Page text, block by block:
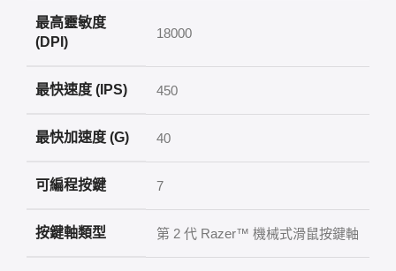
最高靈敏度
(DPI)
18000
最快速度 (IPS) 450
最快加速度 (G) 40
可編程按鍵 7
按鍵軸類型 第 2 代 Razer™ 機械式滑鼠按鍵軸